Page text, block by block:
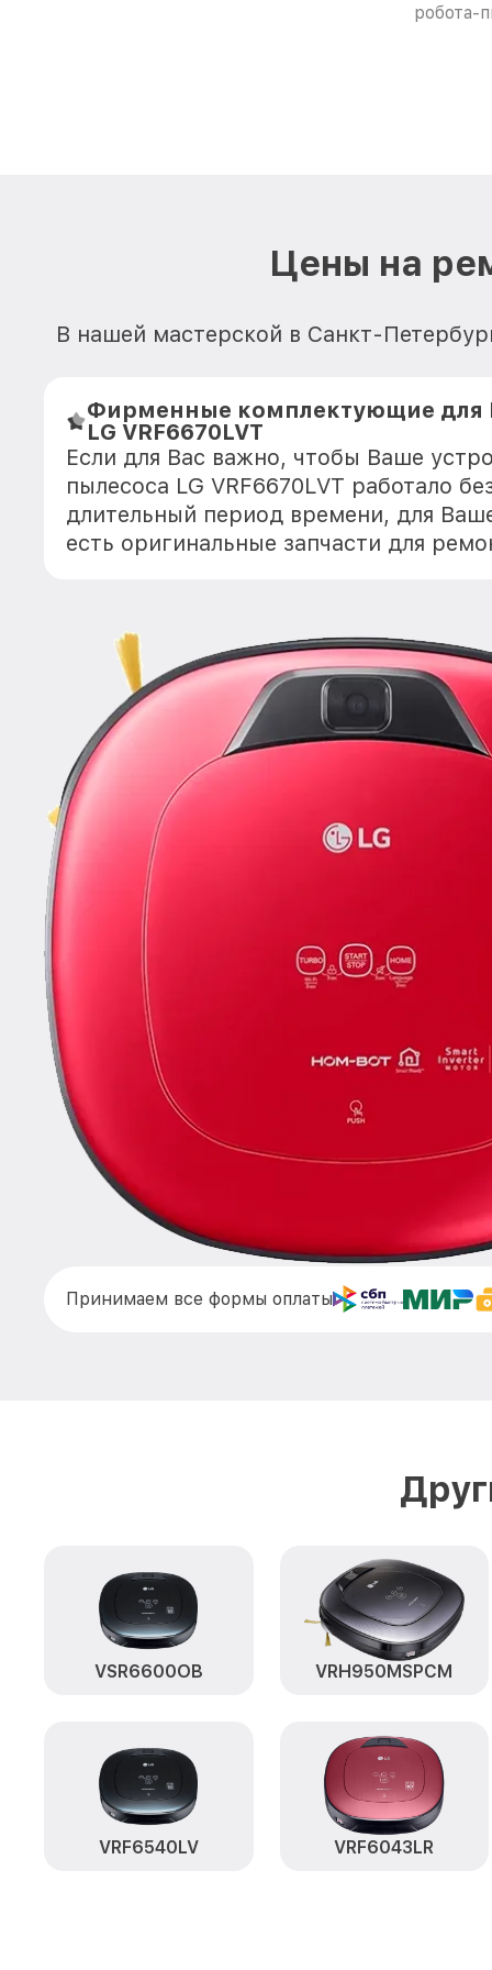
робота-
Цены на
В нашей мастерской в Санкт-
Фирменные комплектующие для
LG VRF6670LVT
Если для Вас важно, чтобы Ваше
пылесоса LG VRF6670LVT работало
длительный период времени, для
есть оригинальные запчасти для
Принимаем все формы оплаты
VSR6600OB VRH950MSPCM
VRF6540LV VRF6043LR